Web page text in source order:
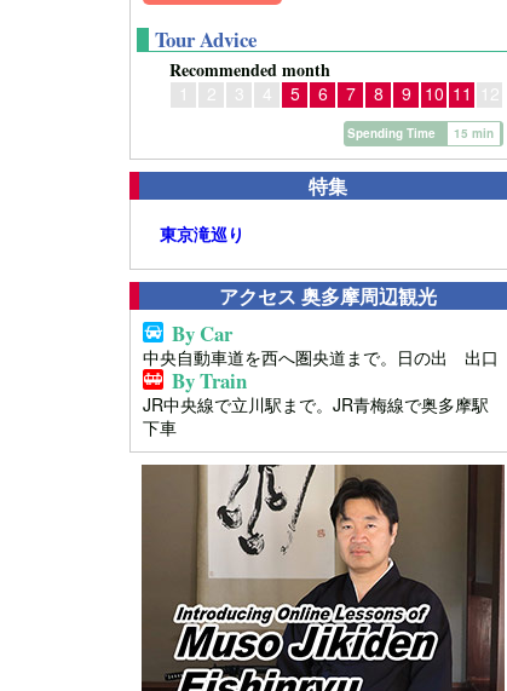
Tour Advice
Recommended month
1 2 3 4 5 6 7 8 9 10 11 12
Spending Time 15 min
特集
東京滝巡り
アクセス 奥多摩周辺観光
By Car
中央自動車道を西へ圏央道まで。日の出 出口
By Train
JR中央線で立川駅まで。JR青梅線で奥多摩駅
下車